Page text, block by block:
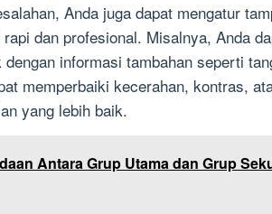
Anda juga dapat mengatur
dan profesional. Misalnya, Anda
informasi tambahan seperti
memperbaiki kecerahan, kontras,
yang lebih baik.
Antara Grup Utama dan Grup